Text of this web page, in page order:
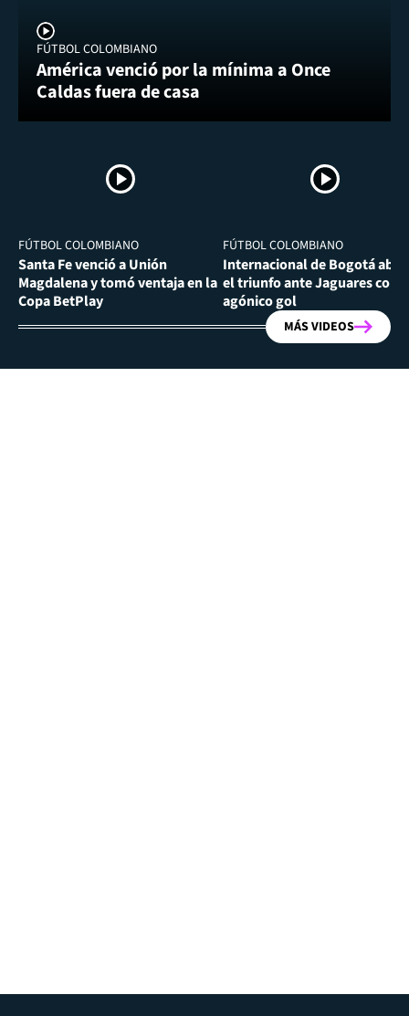
FÚTBOL COLOMBIANO
América venció por la mínima a Once
Caldas fuera de casa
FÚTBOL COLOMBIANO
Santa Fe venció a Unión
Magdalena y tomó ventaja en la
Copa BetPlay
FÚTBOL COLOMBIANO
Internacional de Bogotá
el triunfo ante Jaguares con
agónico gol
MÁS VIDEOS